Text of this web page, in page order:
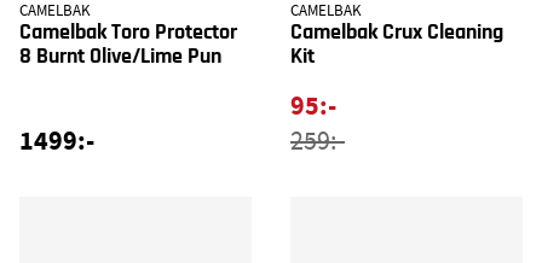
CAMELBAK
Camelbak Toro Protector
8 Burnt Olive/Lime Pun
1499:-
CAMELBAK
Camelbak Crux Cleaning
Kit
95:-
259:-